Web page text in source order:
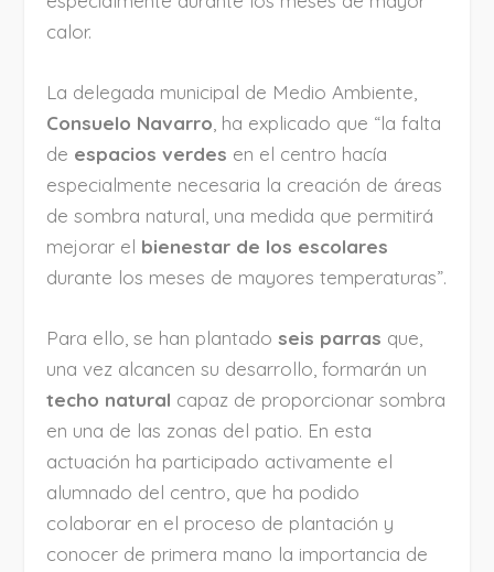
calor.
La delegada municipal de Medio Ambiente,
Consuelo Navarro , ha explicado que “la falta
de espacios verdes en el centro hacía
especialmente necesaria la creación de áreas
de sombra natural, una medida que permitirá
mejorar el bienestar de los escolares
durante los meses de mayores temperaturas”.
Para ello, se han plantadoseis parras que,
una vez alcancen su desarrollo, formarán un
techo natural capaz de proporcionar sombra
en una de las zonas del patio. En esta
actuación ha participado activamente el
alumnado del centro, que ha podido
colaborar en el proceso de plantación y
conocer de primera mano la importancia de